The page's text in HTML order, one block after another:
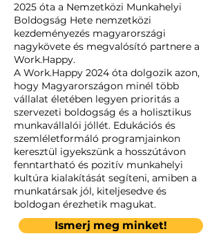
2025 óta a Nemzetközi Munkahelyi
Boldogság Hete nemzetközi
kezdeményezés magyarországi
nagykövete és megvalósító partnere a
Work.Happy.
A Work.Happy 2024 óta dolgozik azon,
hogy Magyarországon minél több
vállalat életében legyen prioritás a
szervezeti boldogság és a holisztikus
munkavállalói jóllét. Edukációs és
szemléletformáló programjainkon
keresztül igyekszünk a hosszútávon
fenntartható és pozitív munkahelyi
kultúra kialakítását segíteni, amiben a
munkatársak jól, kiteljesedve és
boldogan érezhetik magukat.
Ismerj meg minket!